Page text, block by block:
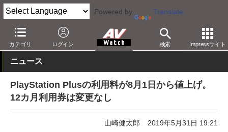
Powered by Translate
カテゴリ ログイン 検索 Impressサイト
AV Watch コンテンツ・サービス アプリ/サービス
ニュース
PlayStation Plusの利用料が8月1日から値上げ。
12カ月利用券は変更なし
山崎健太郎 2019年5月31日 19:21